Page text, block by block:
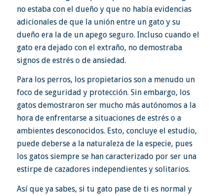
no estaba con el dueño y que no había evidencias
adicionales de que la unión entre un gato y su
dueño era la de un apego seguro. Incluso cuando el
gato era dejado con el extraño, no demostraba
signos de estrés o de ansiedad.
Para los perros, los propietarios son a menudo un
foco de seguridad y protección. Sin embargo, los
gatos demostraron ser mucho más autónomos a la
hora de enfrentarse a situaciones de estrés o a
ambientes desconocidos. Esto, concluye el estudio,
puede deberse a la naturaleza de la especie, pues
los gatos siempre se han caracterizado por ser una
estirpe de cazadores independientes y solitarios.
Así que ya sabes, si tu gato pase de ti es normal y